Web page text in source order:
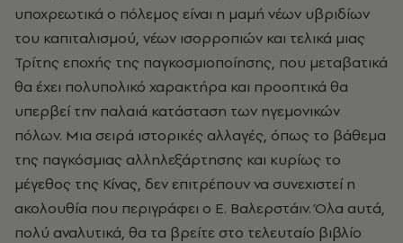
υποχρεωτικά ο πόλεμος είναι η μαμή νέων υβριδίων
του καπιταλισμού, νέων ισορροπιών και τελικά μιας
Τρίτης εποχής της παγκοσμιοποίησης, που μεταβατικά
θα έχει πολυπολικό χαρακτήρα και προοπτικά θα
υπερβεί την παλαιά κατάσταση των ηγεμονικών
πόλων. Μια σειρά ιστορικές αλλαγές, όπως το βάθεμα
της παγκόσμιας αλληλεξάρτησης και κυρίως το
μέγεθος της Κίνας, δεν επιτρέπουν να συνεχιστεί η
ακολουθία που περιγράφει ο Ε. Βαλερστάιν. Όλα αυτά,
πολύ αναλυτικά, θα τα βρείτε στο τελευταίο βιβλίο